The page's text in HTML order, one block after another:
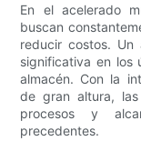
En el acelerado
buscan
reducir costos. Un
significativa en los
almacén. Con la
de gran altura,
procesos y
precedentes.